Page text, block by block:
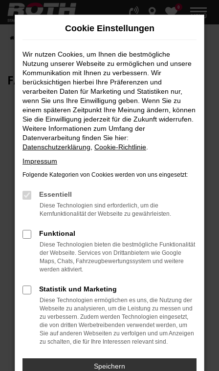
Zum
Hauptinhalt
0
MENÜ
FAHRZEUG-SHOWROOM
Fehler: Network Error
Beim Laden ist ein Fehler aufgetreten.
Hier sind ein paar Tipps, die dir helfen können:
Überprüfe deine Firewall und deine
Laden andere Webseiten, zum Beispiel deine
Suchmaschine?
Prüfe deine Browsererweiterungen.
Manche Erweiterungen, wie Werbeblocker,
können das Laden bestimmter Seiten
verhindern. Funktioniert die Seite in einem
anderen Browser oder in einem privaten
Fenster?
Starte dein Gerät neu.
Das kann manchmal helfen, vorübergehende
Probleme zu beheben.
Stelle sicher, dass dein Browser und dein
Betriebssystem auf dem neuesten Stand
sind.
Sicherheitsrisiko, sondern kann auch dazu
Cookie Einstellungen
Wir nutzen Cookies, um Ihnen die bestmögliche
Nutzung unserer Webseite zu ermöglichen und unsere
Kommunikation mit Ihnen zu verbessern. Wir
berücksichtigen hierbei Ihre Präferenzen und
verarbeiten Daten für Marketing und Statistiken nur,
wenn Sie uns Ihre Einwilligung geben. Wenn Sie zu
einem späteren Zeitpunkt Ihre Meinung ändern, können
Sie die Einwilligung jederzeit für die Zukunft widerrufen.
Weitere Informationen zum Umfang der
Datenverarbeitung finden Sie hier:
Datenschutzerklärung Cookie-Richtlinie
Impressum
Folgende Kategorien von Cookies werden von uns eingesetzt:
Essentiell
Diese Technologien sind erforderlich, um die
Kernfunktionalität der Webseite zu gewährleisten.
Funktional
Diese Technologien bieten die bestmögliche Funktionalität
der Webseite. Services von Drittanbietern wie Google
Maps, Chats, Fahrzeugbewertungssystem und weitere
werden aktiviert.
Statistik und Marketing
Diese Technologien ermöglichen es uns, die Nutzung der
Webseite zu analysieren, um die Leistung zu messen und
zu verbessern. Zudem werden Technologien eingesetzt,
die von dritten Werbetreibenden verwendet werden, um
Sie auf anderen Webseiten zu verfolgen und um Anzeigen
zu schalten, die für Ihre Interessen relevant sind.
Speichern